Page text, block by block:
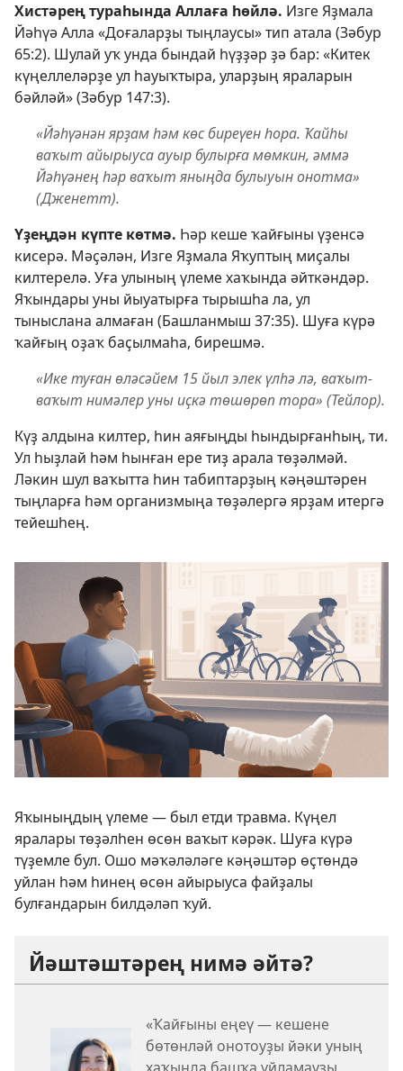
Хистәрең тураһында Аллаға һөйлә. Изге Яҙмала
Йәһүә Алла «Доғаларҙы тыңлаусы» тип атала (Зәбур
65:2). Шулай уҡ унда бындай һүҙҙәр ҙә бар: «Китек
күңеллеләрҙе ул һауыҡтыра, уларҙың яраларын
бәйләй» (Зәбур 147:3).
«Йәһүәнән ярҙам һәм көс биреүен һора. Ҡайһы
ваҡыт айырыуса ауыр булырға мөмкин, әммә
Йәһүәнең һәр ваҡыт яныңда булыуын онотма»
(Дженетт).
Үҙеңдән күпте көтмә. Һәр кеше ҡайғыны үҙенсә
кисерә. Мәҫәлән, Изге Яҙмала Яҡуптың миҫалы
килтерелә. Уға улының үлеме хаҡында әйткәндәр.
Яҡындары уны йыуатырға тырышһа ла, ул
тыныслана алмаған (Башланмыш 37:35). Шуға күрә
ҡайғың оҙаҡ баҫылмаһа, бирешмә.
«Ике туған өләсәйем 15 йыл элек үлһә лә, ваҡыт-
ваҡыт нимәлер уны иҫкә төшөрөп тора» (Тейлор).
Күҙ алдына килтер, һин аяғыңды һындырғанһың, ти.
Ул һыҙлай һәм һынған ере тиҙ арала төҙәлмәй.
Ләкин шул ваҡытта һин табиптарҙың кәңәштәрен
тыңларға һәм организмыңа төҙәлергә ярҙам итергә
тейешһең.
Яҡыныңдың үлеме — был етди травма. Күңел
яралары төҙәлһен өсөн ваҡыт кәрәк. Шуға күрә
түҙемле бул. Ошо мәҡәләләге кәңәштәр өҫтөндә
уйлан һәм һинең өсөн айырыуса файҙалы
булғандарын билдәләп ҡуй.
Йәштәштәрең нимә әйтә?
«Ҡайғыны еңеү — кешене
бөтөнләй онотоуҙы йәки уның